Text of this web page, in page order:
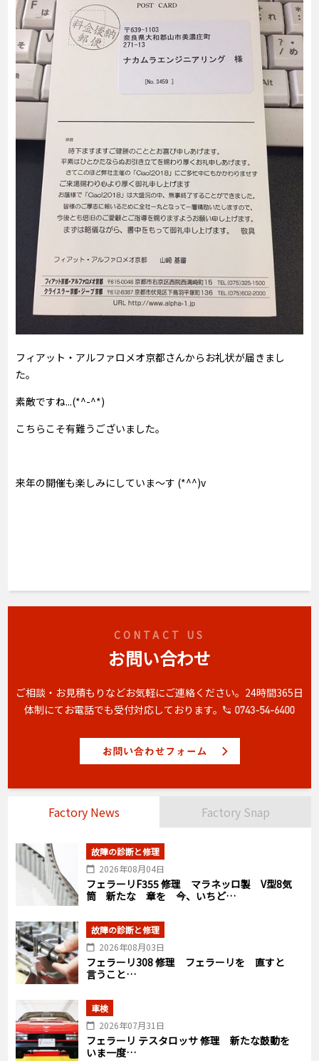
フィアット・アルファロメオ京都さんからお礼状が届きまし
た。
素敵ですね...(*^-^*)
こちらこそ有難うございました。
来年の開催も楽しみにしていま～す (*^^)v
CONTACT US
お問い合わせ
ご相談・お見積もりなどお気軽にご連絡ください。 24時間365日
体制にてお電話でも受付対応しております。
Factory News Factory Snap
故障の診断と修理
2026年08月04日
フェラーリF355 修理 マラネッロ製 V型8気
筒 新たな 章を 今、いちど…
故障の診断と修理
2026年08月03日
フェラーリ308 修理 フェラーリを 直すと
言うこと…
車検
2026年07月31日
フェラーリ テスタロッサ 修理 新たな鼓動を
いま一度…